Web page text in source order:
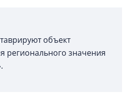
объект
регионального значения